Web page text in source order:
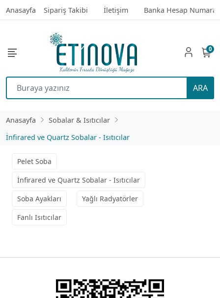
Anasayfa Sipariş Takibi İletişim Banka Hesap
ARA
0
Anasayfa
Sobalar & Isıtıcılar
İnfirared ve Quartz Sobalar - Isıtıcılar
Pelet Soba
İnfirared ve Quartz Sobalar - Isıtıcılar
Soba Ayakları
Yağlı Radyatörler
Fanlı Isıtıcılar